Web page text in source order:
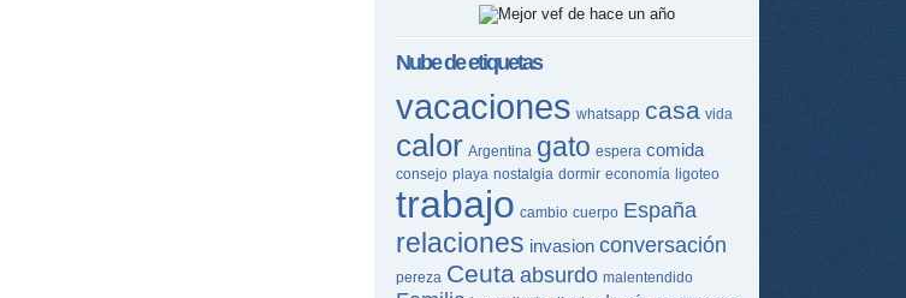
Nube de etiquetas
vacaciones whatsapp casa vida
calor Argentina gato espera comida
consejo playa nostalgia dormir economía ligoteo
trabajo cambio cuerpo España
relaciones invasion conversación
pereza Ceuta absurdo malentendido